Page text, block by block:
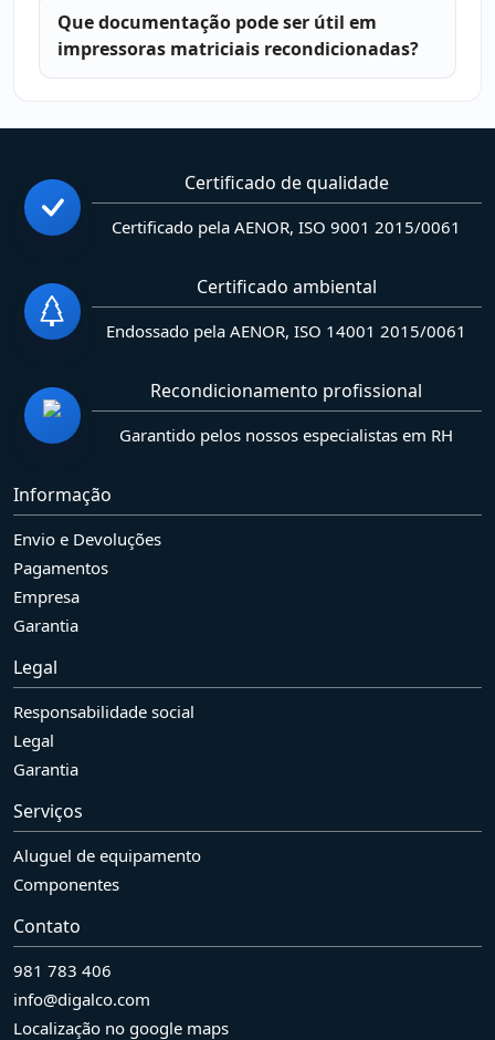
Que documentação pode ser útil em
impressoras matriciais recondicionadas?
Certificado de qualidade
Certificado pela AENOR, ISO 9001 2015/0061
Certificado ambiental
Endossado pela AENOR, ISO 14001 2015/0061
Recondicionamento profissional
Garantido pelos nossos especialistas em RH
Informação
Envio e Devoluções
Pagamentos
Empresa
Garantia
Legal
Responsabilidade social
Legal
Garantia
Serviços
Aluguel de equipamento
Componentes
Contato
981 783 406
info@digalco.com
Localização no google maps